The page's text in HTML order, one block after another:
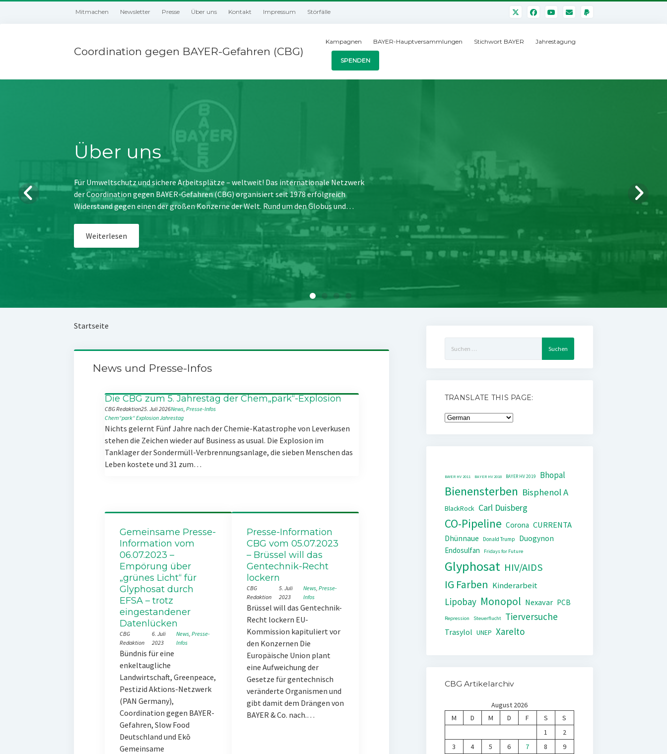
Mitmachen Newsletter Presse Über uns Kontakt Impressum Störfälle
Coordination gegen BAYER-Gefahren (CBG)
Kampagnen BAYER-Hauptversammlungen Stichwort BAYER Jahrestagung
SPENDEN
Über uns
Für Umweltschutz und sichere Arbeitsplätze – weltweit! Das internationale Netzwerk
der Coordination gegen BAYER-Gefahren (CBG) organisiert seit 1978 erfolgreich
Widerstand gegen einen der großen Konzerne der Welt. Rund um den Globus und…
Weiterlesen
Startseite
News und Presse-Infos
Die CBG zum 5. Jahrestag der Chem„park“-Explosion
CBG Redaktion25. Juli 2026News, Presse-Infos
Chem“park“ExplosionJahrestag
Nichts gelernt Fünf Jahre nach der Chemie-Katastrophe von Leverkusen
stehen die Zeichen wieder auf Business as usual. Die Explosion im
Tanklager der Sondermüll-Verbrennungsanlage, die sieben Menschen das
Leben kostete und 31 zum…
Gemeinsame Presse-
Information vom
06.07.2023 –
Empörung über
„grünes Licht“ für
Glyphosat durch
EFSA – trotz
eingestandener
Datenlücken
CBG
Redaktion
6. Juli
2023
News, Presse-
Infos
Bündnis für eine
enkeltaugliche
Landwirtschaft, Greenpeace,
Pestizid Aktions-Netzwerk
(PAN Germany),
Coordination gegen BAYER-
Gefahren, Slow Food
Deutschland und Ekō
Gemeinsame
Presse-Information
CBG vom 05.07.2023
– Brüssel will das
Gentechnik-Recht
lockern
CBG
Redaktion
5. Juli
2023
News, Presse-
Infos
Brüssel will das Gentechnik-
Recht lockern EU-
Kommission kapituliert vor
den Konzernen Die
Europäische Union plant
eine Aufweichung der
Gesetze für gentechnisch
veränderte Organismen und
gibt damit dem Drängen von
BAYER & Co. nach.…
nach:
TRANSLATE THIS PAGE:
BAYER HV 2011 BAYER HV 2018 BAYER HV 2019 Bhopal
Bienensterben Bisphenol A
BlackRock Carl Duisberg
CO-Pipeline Corona CURRENTA
Dhünnaue Donald Trump
Duogynon
Endosulfan
Fridays for Future
Glyphosat HIV/AIDS
IG Farben Kinderarbeit
Lipobay Monopol Nexavar PCB
Repression Steuerflucht Tierversuche
Trasylol UNEP Xarelto
CBG Artikelarchiv
August 2026
M
D M D F S
S
1
2
3
4 5 6 7 8
9